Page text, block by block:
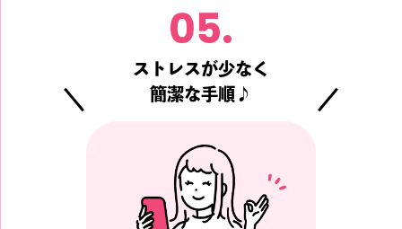
05.
ストレスが少なく
簡潔な手順♪